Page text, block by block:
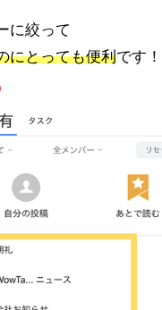
に絞って
にとっても便利です！